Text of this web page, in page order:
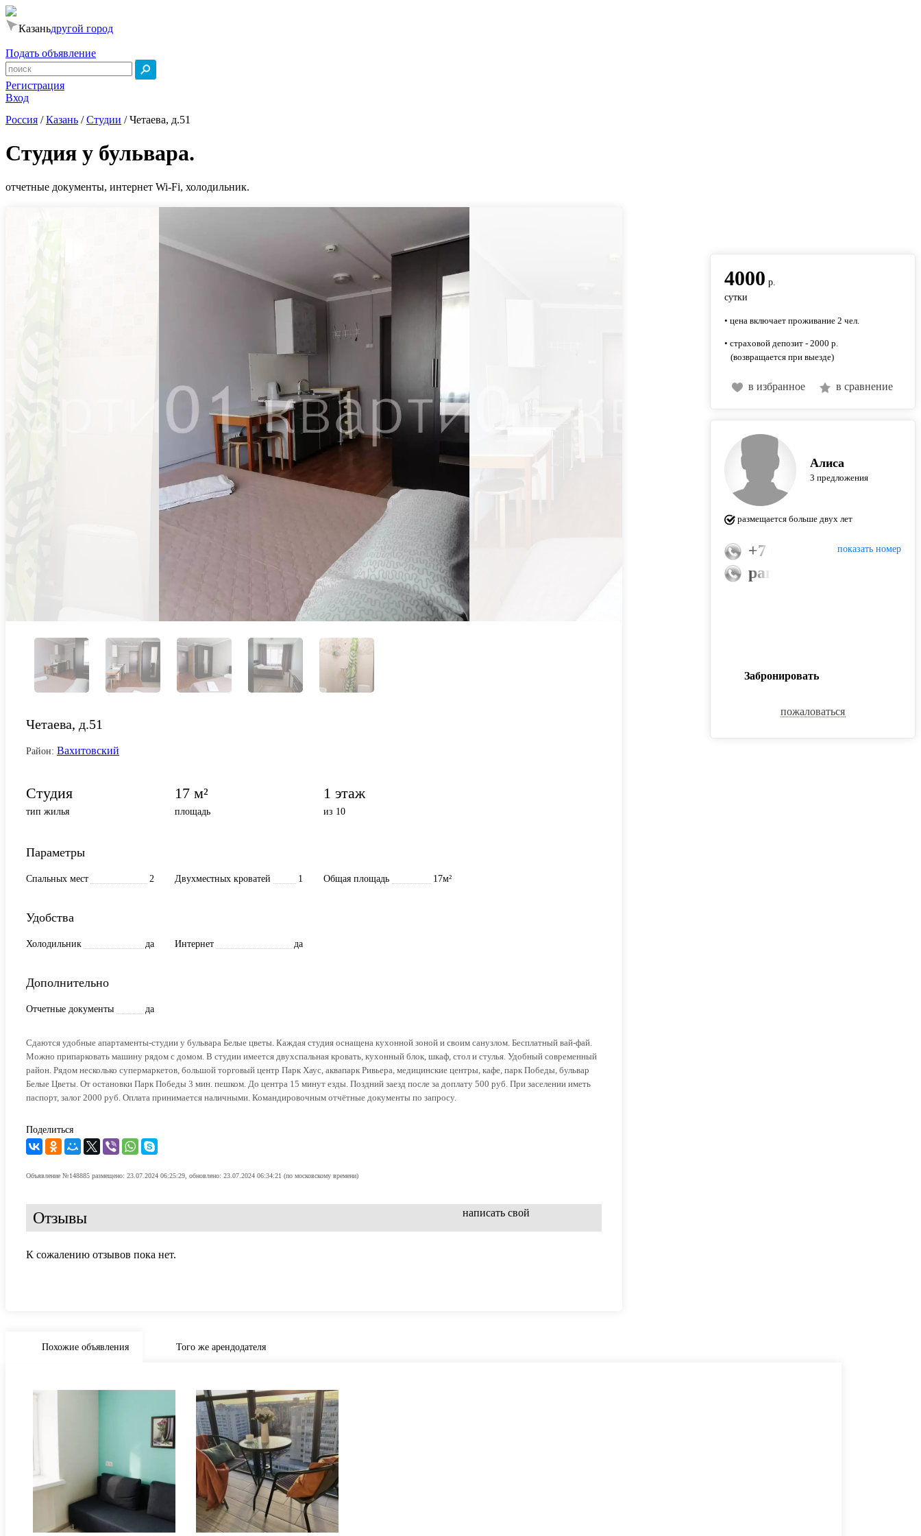
Казаньдругой город
Подать объявление
Регистрация
Вход
Россия /Казань /Студии /Четаева, д.51
Студия у бульвара.
отчетные документы, интернет Wi-Fi, холодильник.
Четаева, д.51
Район: Вахитовский
Студия
тип жилья
17 м²
площадь
1 этаж
из 10
Параметры
Спальных мест 2 Двухместных кроватей 1 Общая площадь 17м²
Удобства
Холодильник да Интернет да
Дополнительно
Отчетные документы да
Сдаются удобные апартаменты-студии у бульвара Белые цветы. Каждая студия оснащена кухонной зоной и своим санузлом. Бесплатный вай-фай.
Можно припарковать машину рядом с домом. В студии имеется двухспальная кровать, кухонный блок, шкаф, стол и стулья. Удобный современный
район. Рядом несколько супермаркетов, большой торговый центр Парк Хаус, аквапарк Ривьера, медицинские центры, кафе, парк Победы, бульвар
Белые Цветы. От остановки Парк Победы 3 мин. пешком. До центра 15 минут езды. Поздний заезд после за доплату 500 руб. При заселении иметь
паспорт, залог 2000 руб. Оплата принимается наличными. Командировочным отчётные документы по запросу.
Поделиться
Объявление №148885 размещено: 23.07.2024 06:25:29, обновлено: 23.07.2024 06:34:21 (по московскому времени)
Отзывы написать свой
К сожалению отзывов пока нет.
4000 р.
сутки
• цена включает проживание 2 чел.
• страховой депозит - 2000 р.
(возвращается при выезде)
в избранное в сравнение
Алиса
3 предложения
размещается больше двух лет
показать номер
+7 (939) 391-99-88
panda0019@bk.ru
Забронировать
пожаловаться
Похожие объявления Того же арендодателя